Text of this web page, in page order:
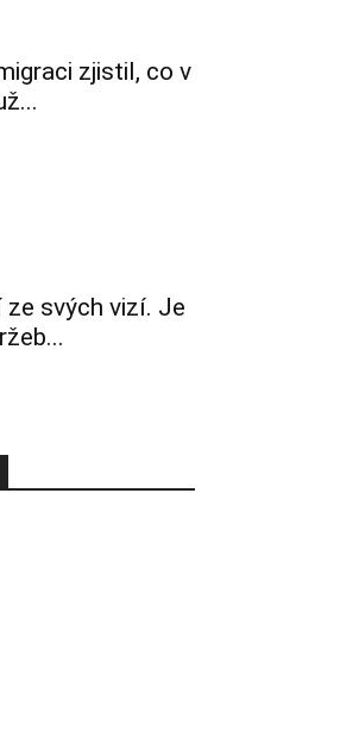
zjistil, co v
svých vizí. Je